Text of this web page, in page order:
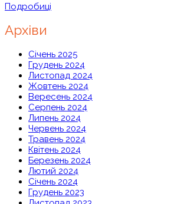
Подробиці
Архіви
Січень 2025
Грудень 2024
Листопад 2024
Жовтень 2024
Вересень 2024
Серпень 2024
Липень 2024
Червень 2024
Травень 2024
Квітень 2024
Березень 2024
Лютий 2024
Січень 2024
Грудень 2023